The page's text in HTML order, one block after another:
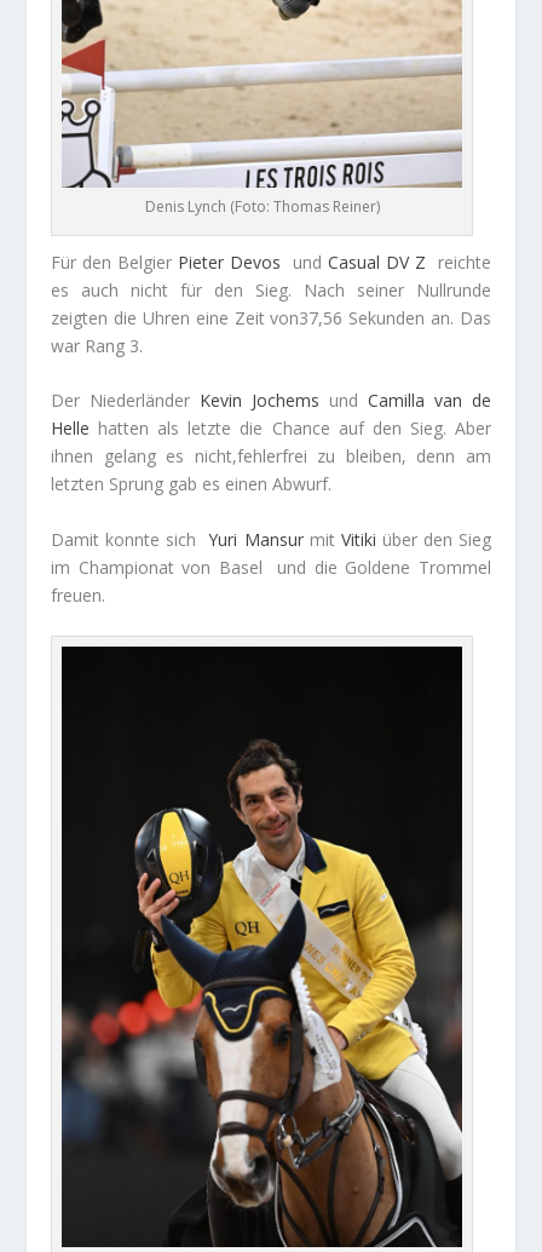
Denis Lynch (Foto: Thomas Reiner)
Für den Belgier Pieter Devos und Casual DV Z reichte
es auch nicht für den Sieg. Nach seiner Nullrunde
zeigten die Uhren eine Zeit von37,56 Sekunden an. Das
war Rang 3.
Der Niederländer Kevin Jochems und Camilla van de
Helle hatten als letzte die Chance auf den Sieg. Aber
ihnen gelang es nicht,fehlerfrei zu bleiben, denn am
letzten Sprung gab es einen Abwurf.
Damit konnte sichYuri Mansurmit Vitiki über den Sieg
im Championat von Basel und die Goldene Trommel
freuen.